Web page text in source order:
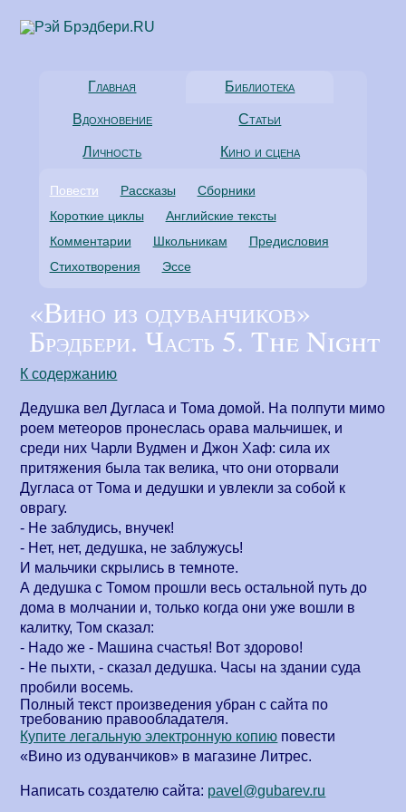
Главная Библиотека
Вдохновение Статьи
Личность Кино и сцена
Повести Рассказы
Сборники
Короткие циклы
Английские тексты
Комментарии
Школьникам
Предисловия
Стихотворения
Эссе
«Вино из одуванчиков»
Брэдбери. Часть 5. The Night
К содержанию
Дедушка вел Дугласа и Тома домой. На полпути мимо
роем метеоров пронеслась орава мальчишек, и
среди них Чарли Вудмен и Джон Хаф: сила их
притяжения была так велика, что они оторвали
Дугласа от Тома и дедушки и увлекли за собой к
оврагу.
- Не заблудись, внучек!
- Нет, нет, дедушка, не заблужусь!
И мальчики скрылись в темноте.
А дедушка с Томом прошли весь остальной путь до
дома в молчании и, только когда они уже вошли в
калитку, Том сказал:
- Надо же - Машина счастья! Вот здорово!
- Не пыхти, - сказал дедушка. Часы на здании суда
пробили восемь.
Полный текст произведения убран с сайта по
требованию правообладателя.
Купите легальную электронную копию повести
«Вино из одуванчиков» в магазине Литрес.
Написать создателю сайта: pavel@gubarev.ru